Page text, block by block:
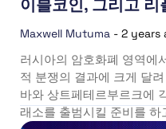
이블코인, 그리고 리
Maxwell Mutuma - 2 years
러시아의 암호화폐 영역에
적 분쟁의 결과에 크게 달
바와 상트페테르부르크에
래소를 출범시킬 준비를 하